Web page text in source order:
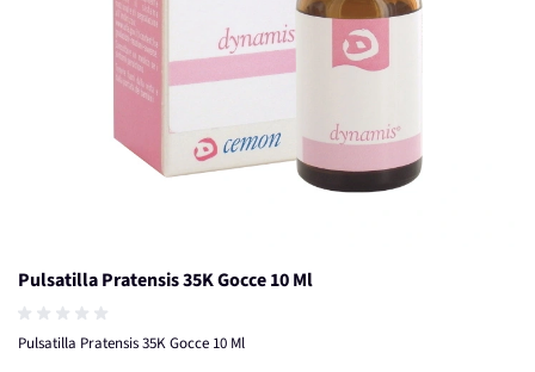
Pulsatilla Pratensis 35K Gocce 10 Ml
Pulsatilla Pratensis 35K Gocce 10 Ml